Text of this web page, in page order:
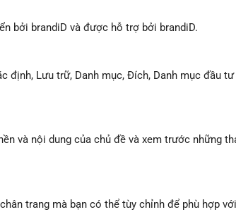
bởi brandiD và được hỗ trợ bởi brandiD.
định, Lưu trữ, Danh mục, Đích, Danh mục đầu tư
và nội dung của chủ đề và xem trước những
trang mà bạn có thể tùy chỉnh để phù hợp với